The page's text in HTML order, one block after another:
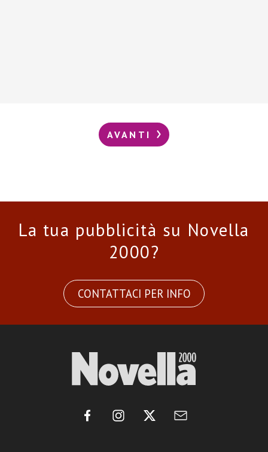
AVANTI
La tua pubblicità su Novella
2000?
CONTATTACI PER INFO